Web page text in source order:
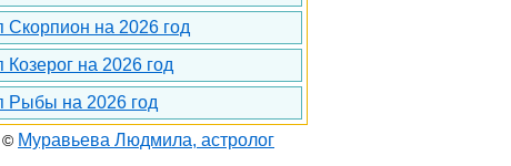
Скорпион на 2026 год
Козерог на 2026 год
Рыбы на 2026 год
© Муравьева Людмила, астролог